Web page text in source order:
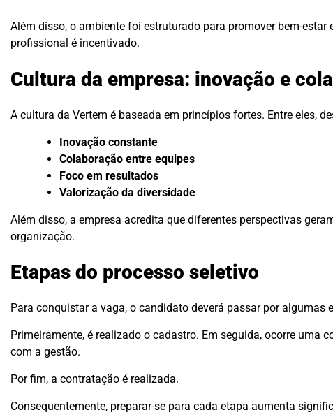
Além disso, o ambiente foi estruturado para promover bem-
profissional é incentivado.
Cultura da empresa: inovação e
A cultura da Vertem é baseada em princípios fortes. Entre eles,
Inovação constante
Colaboração entre equipes
Foco em resultados
Valorização da diversidade
Além disso, a empresa acredita que diferentes perspectivas
organização.
Etapas do processo seletivo
Para conquistar a vaga, o candidato deverá passar por
Primeiramente, é realizado o cadastro. Em seguida, ocorre uma
com a gestão.
Por fim, a contratação é realizada.
Consequentemente, preparar-se para cada etapa aumenta